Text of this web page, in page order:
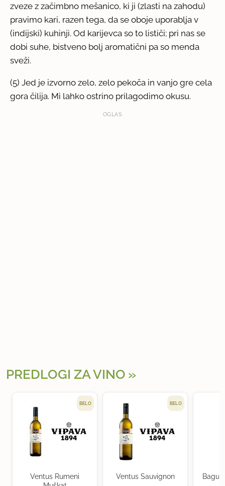
zveze z začimbno mešanico, ki ji (zlasti na zahodu)
pravimo kari, razen tega, da se oboje uporablja v
(indijski) kuhinji. Od karijevca so to lističi; pri nas se
dobi suhe, bistveno bolj aromatični pa so menda
sveži.
(5) Jed je izvorno zelo, zelo pekoča in vanjo gre cela
gora čilija. Mi lahko ostrino prilagodimo okusu.
OGLAS
PREDLOGI ZA VINO
BELO
Ventus Rumeni
BELO
Ventus Sauvignon